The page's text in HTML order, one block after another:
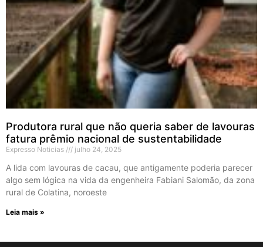
Produtora rural que não queria saber de lavouras
fatura prêmio nacional de sustentabilidade
Expresso Noticias julho 24, 2025
A lida com lavouras de cacau, que antigamente poderia parecer
algo sem lógica na vida da engenheira Fabiani Salomão, da zona
rural de Colatina, noroeste
Leia mais »